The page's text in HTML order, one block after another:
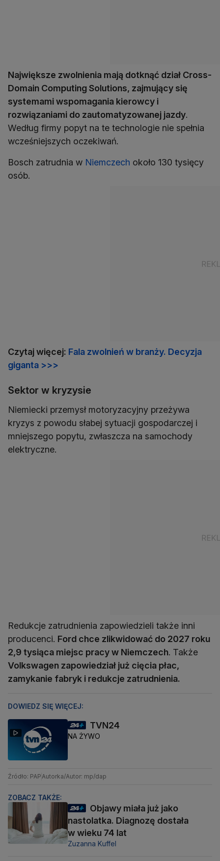
Największe zwolnienia mają dotknąć dział Cross-
Domain Computing Solutions, zajmujący się
systemami wspomagania kierowcy i
rozwiązaniami do zautomatyzowanej jazdy.
Według firmy popyt na te technologie nie spełnia
wcześniejszych oczekiwań.
Bosch zatrudnia w Niemczech około 130 tysięcy
osób.
Czytaj więcej: Fala zwolnień w branży. Decyzja
giganta >>>
Sektor w kryzysie
Niemiecki przemysł motoryzacyjny przeżywa
kryzys z powodu słabej sytuacji gospodarczej i
mniejszego popytu, zwłaszcza na samochody
elektryczne.
Redukcje zatrudnienia zapowiedzieli także inni
producenci. Ford chce zlikwidować do 2027 roku
2,9 tysiąca miejsc pracy w Niemczech. Także
Volkswagen zapowiedział już cięcia płac,
zamykanie fabryk i redukcje zatrudnienia.
DOWIEDZ SIĘ WIĘCEJ:
TVN24
NA ŻYWO
Źródło: PAPAutorka/Autor: mp/dap
ZOBACZ TAKŻE:
Objawy miała już jako
nastolatka. Diagnozę dostała
w wieku 74 lat
Zuzanna Kuffel